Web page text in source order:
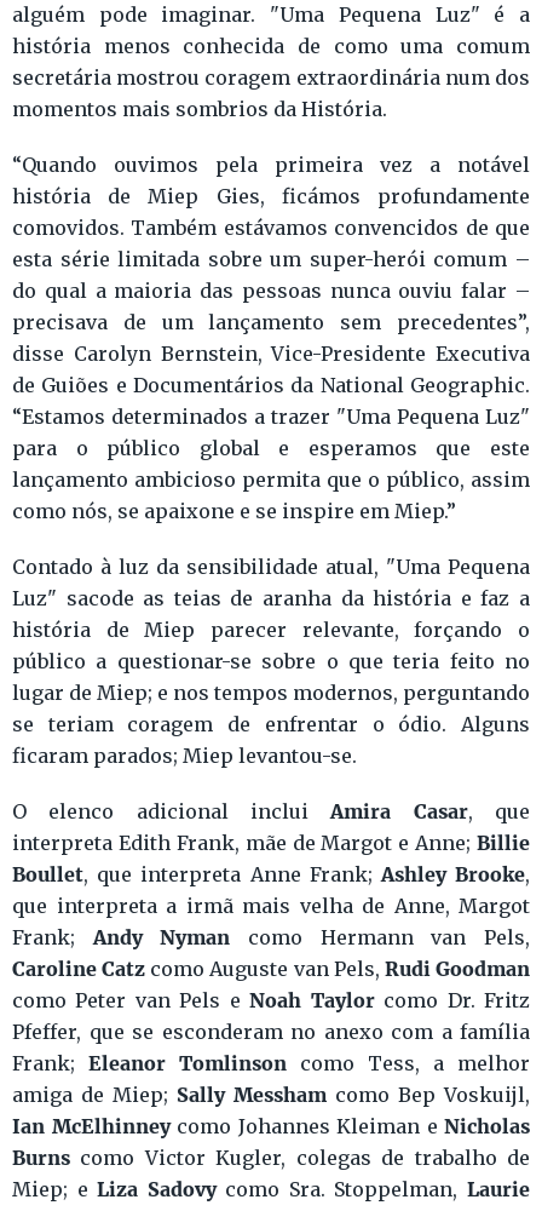
alguém pode imaginar. "Uma Pequena Luz" é a
história menos conhecida de como uma comum
secretária mostrou coragem extraordinária num dos
momentos mais sombrios da História.
“Quando ouvimos pela primeira vez a notável
história de Miep Gies, ficámos profundamente
comovidos. Também estávamos convencidos de que
esta série limitada sobre um super-herói comum –
do qual a maioria das pessoas nunca ouviu falar –
precisava de um lançamento sem precedentes”,
disse Carolyn Bernstein, Vice-Presidente Executiva
de Guiões e Documentários da National Geographic.
“Estamos determinados a trazer "Uma Pequena Luz"
para o público global e esperamos que este
lançamento ambicioso permita que o público, assim
como nós, se apaixone e se inspire em Miep.”
Contado à luz da sensibilidade atual, "Uma Pequena
Luz" sacode as teias de aranha da história e faz a
história de Miep parecer relevante, forçando o
público a questionar-se sobre o que teria feito no
lugar de Miep; e nos tempos modernos, perguntando
se teriam coragem de enfrentar o ódio. Alguns
ficaram parados; Miep levantou-se.
O elenco adicional incluiAmira Casar, que
interpreta Edith Frank, mãe de Margot e Anne; Billie
Boullet, que interpreta Anne Frank; Ashley Brooke,
que interpreta a irmã mais velha de Anne, Margot
Frank; Andy Nyman como Hermann van Pels,
Caroline Catz como Auguste van Pels, Rudi Goodman
como Peter van Pels eNoah Taylorcomo Dr. Fritz
Pfeffer, que se esconderam no anexo com a família
Frank; Eleanor Tomlinson como Tess, a melhor
amiga de Miep; Sally Messham como Bep Voskuijl,
Ian McElhinneycomo Johannes Kleiman e Nicholas
Burns como Victor Kugler, colegas de trabalho de
Miep; eLiza Sadovycomo Sra. Stoppelman,Laurie